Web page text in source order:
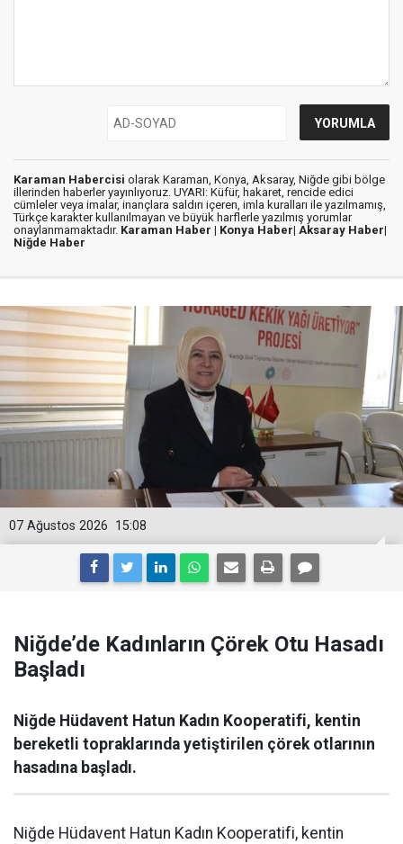
Karaman Habercisi olarak Karaman, Konya, Aksaray, Niğde gibi bölge
illerinden haberler yayınlıyoruz. UYARI: Küfür, hakaret, rencide edici
cümleler veya imalar, inançlara saldırı içeren, imla kuralları ile yazılmamış,
Türkçe karakter kullanılmayan ve büyük harflerle yazılmış yorumlar
onaylanmamaktadır. Karaman Haber | Konya Haber| Aksaray Haber|
Niğde Haber
15:08
07 Ağustos 2026
Niğde’de Kadınların Çörek Otu Hasadı
Başladı
Niğde Hüdavent Hatun Kadın Kooperatifi, kentin
bereketli topraklarında yetiştirilen çörek otlarının
hasadına başladı.
Niğde Hüdavent Hatun Kadın Kooperatifi, kentin